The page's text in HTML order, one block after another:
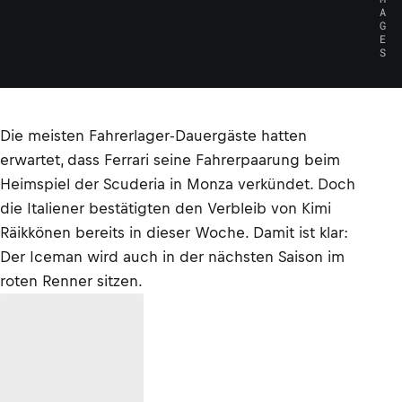
A
G
E
S
Die meisten Fahrerlager-Dauergäste hatten
erwartet, dass Ferrari seine Fahrerpaarung beim
Heimspiel der Scuderia in Monza verkündet. Doch
die Italiener bestätigten den Verbleib von Kimi
Räikkönen bereits in dieser Woche. Damit ist klar:
Der Iceman wird auch in der nächsten Saison im
roten Renner sitzen.